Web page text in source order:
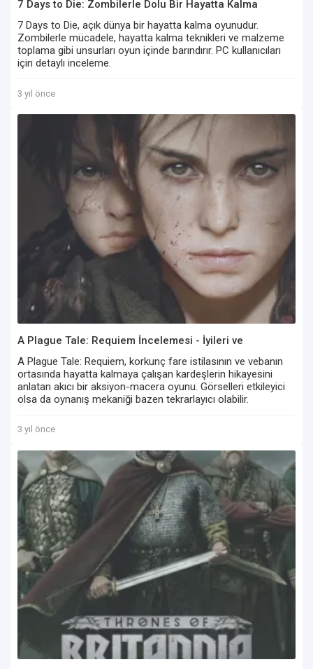
7 Days to Die: Zombilerle Dolu Bir Hayatta Kalma
7 Days to Die, açık dünya bir hayatta kalma oyunudur.
Zombilerle mücadele, hayatta kalma teknikleri ve malzeme
toplama gibi unsurları oyun içinde barındırır. PC kullanıcıları
için detaylı inceleme.
3 yıl önce
A Plague Tale: Requiem İncelemesi - İyileri ve
A Plague Tale: Requiem, korkunç fare istilasının ve vebanın
ortasında hayatta kalmaya çalışan kardeşlerin hikayesini
anlatan akıcı bir aksiyon-macera oyunu. Görselleri etkileyici
olsa da oynanış mekaniği bazen tekrarlayıcı olabilir.
3 yıl önce